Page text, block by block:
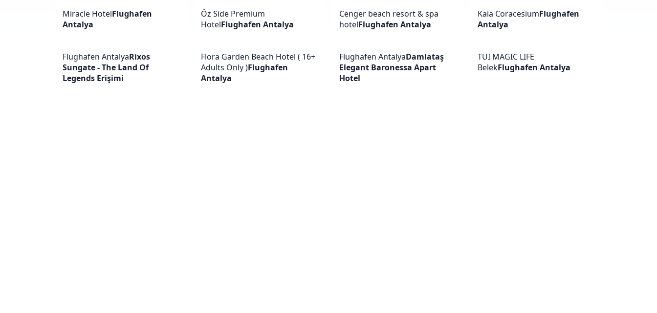
Miracle HotelFlughafen
Antalya
Öz Side Premium
HotelFlughafen Antalya
Cenger beach resort & spa
hotelFlughafen Antalya
Kaia CoracesiumFlughafen
Antalya
Flughafen AntalyaRixos
Sungate - The Land Of
Legends Erişimi
Flora Garden Beach Hotel ( 16+
Adults Only )Flughafen
Antalya
Flughafen AntalyaDamlataş
Elegant Baronessa Apart
Hotel
TUI MAGIC LIFE
BelekFlughafen Antalya